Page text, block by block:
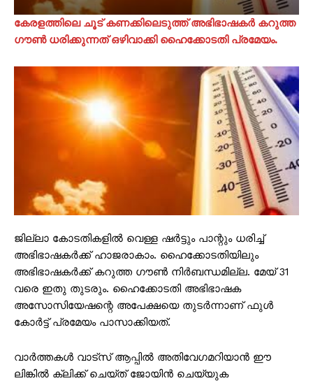
കേരളത്തിലെ ചൂട് കണക്കിലെടുത്ത് അഭിഭാഷകർ കറുത്ത
ഗൗൺ ധരിക്കുന്നത് ഒഴിവാക്കി ഹൈക്കോടതി പ്രമേയം.
ജില്ലാ കോടതികളിൽ വെള്ള ഷർട്ടും പാന്റും ധരിച്ച്
അഭിഭാഷകർക്ക് ഹാജരാകാം. ഹൈക്കോടതിയിലും
അഭിഭാഷകർക്ക് കറുത്ത ഗൗൺ നിർബന്ധമില്ല. മേയ് 31
വരെ ഇതു തുടരും. ഹൈക്കോടതി അഭിഭാഷക
അസോസിയേഷന്റെ അപേക്ഷയെ തുടർന്നാണ് ഫുൾ
കോർട്ട് പ്രമേയം പാസാക്കിയത്.
വാർത്തകൾ വാട്സ് ആപ്പിൽ അതിവേഗമറിയാൻ ഈ
ലിങ്കിൽ ക്ലിക്ക് ചെയ്ത് ജോയിൻ ചെയ്യുക